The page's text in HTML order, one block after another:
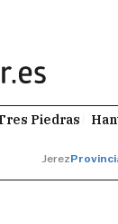
Piedras
Jerez